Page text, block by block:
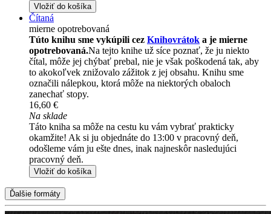
Vložiť do košíka
Čítaná
mierne opotrebovaná
Túto knihu sme vykúpili cez Knihovrátok a je mierne
opotrebovaná.Na tejto knihe už síce poznať, že ju niekto
čítal, môže jej chýbať prebal, nie je však poškodená tak, aby
to akokoľvek znižovalo zážitok z jej obsahu. Knihu sme
označili nálepkou, ktorá môže na niektorých obaloch
zanechať stopy.
16,60 €
Na sklade
Táto kniha sa môže na cestu ku vám vybrať prakticky
okamžite! Ak si ju objednáte do 13:00 v pracovný deň,
odošleme vám ju ešte dnes, inak najneskôr nasledujúci
pracovný deň.
Vložiť do košíka
Ďalšie formáty